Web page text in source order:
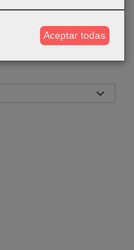
Aceptar todas